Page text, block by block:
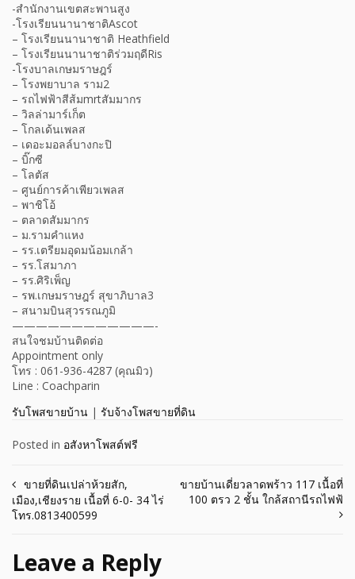
-สำนักงานเขตสะพานสูง
-โรงเรียนนานาชาติAscot
– โรงเรียนนานาชาติ Heathfield
– โรงเรียนนานาชาติร่วมฤดีRis
-โรงบาลเกษมราษฎร์
– โรงพยาบาล ราม2
– รถไฟฟ้าสีส้มmrtสัมมากร
– วิลล่ามาร์เก็ต
– โกลเด้นเพลส
– เดอะมอลล์บางกะปิ
– บิ๊กซี
– โลตัส
– ศูนย์การค้าเพียวเพลส
– พาชิโอ้
– ตลาดสัมมากร
– ม.รามคำแหง
– รร.เตรียมอุดมน้อมเกล้า
– รร.โสมาภา
– รร.ศิริเพ็ญ
– รพ.เกษมราษฎร์ สุขาภิบาล3
– สนามบินสุวรรณภูมิ
————————————-
สนใจชมบ้านติดต่อ
Appointment only
โทร : 061-936-4287 (คุณมิว)
Line : Coachparin
รับโพสขายบ้าน | รับจ้างโพสขายที่ดิน
Posted in อสังหาโพสต์ฟรี
Post
navigation
ขายที่ดินเปล่าห้วยสัก,
เมือง,เชียงราย เนื้อที่ 6-0- 34 ไร่
โทร.0813400599
ขายบ้านเดี่ยวลาดพร้าว 117 เนื้อที่
100 ตรว 2 ชั้น ใกล้สถานีรถไฟฟ้
Leave a Reply